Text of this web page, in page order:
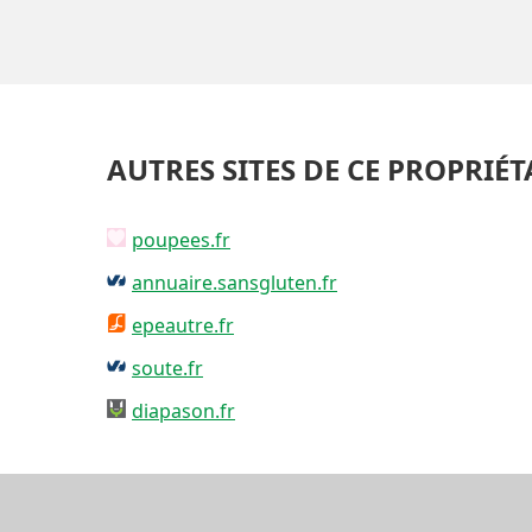
AUTRES SITES DE CE
poupees.fr
annuaire.sansgluten.fr
epeautre.fr
soute.fr
diapason.fr